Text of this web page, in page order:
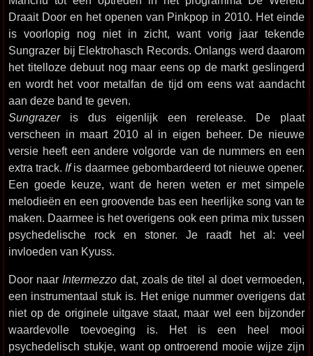
Draait Door en het openen van Pinkpop in 2010. Het einde
is voorlopig nog niet in zicht, want vorig jaar tekende
Sungrazer bij Elektrohasch Records. Onlangs werd daarom
het titelloze debuut nog maar eens op de markt geslingerd
en wordt het voor metalfan de tijd om eens wat aandacht
aan deze band te geven.
Sungrazeris dus eigenlijk een rerelease. De plaat
verscheen in maart 2010 al in eigen beheer. De nieuwe
versie heeft een andere volgorde van de nummers en een
extra track. Ifis daarmee gebombardeerd tot nieuwe opener.
Een goede keuze, want de heren weten er met simpele
melodieën en een groovende bas een heerlijke song van te
maken. Daarmee is het overigens ook een prima mix tussen
psychedelische rock en stoner. Je raadt het al: veel
invloeden van Kyuss.
Door naar Intermezzodat, zoals de titel al doet vermoeden,
een instrumentaal stuk is. Het enige nummer overigens dat
niet op de originele uitgave staat, maar wel een bijzonder
waardevolle toevoeging is. Het is een heel mooi
psychedelisch stukje, want op ontroerend mooie wijze zijn